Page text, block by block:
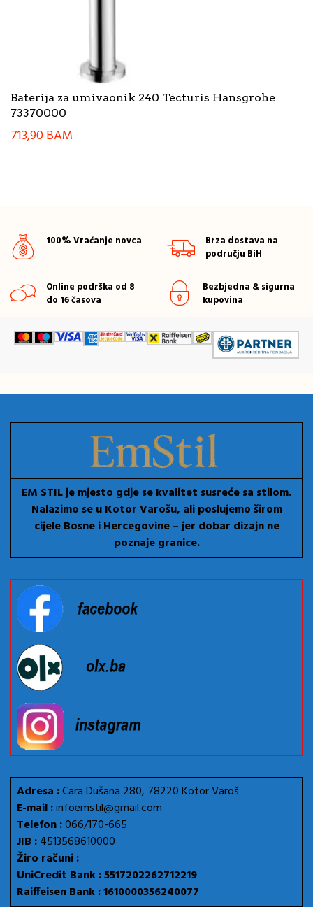
Baterija za umivaonik 240 Tecturis Hansgrohe
73370000
713,90BAM
100% Vraćanje novca
Brza dostava na
području BiH
Online podrška od 8
do 16 časova
Bezbjedna & sigurna
kupovina
EM STIL je mjesto gdje se kvalitet susreće sa stilom.
Nalazimo se u Kotor Varošu, ali poslujemo širom
cijele Bosne i Hercegovine – jer dobar dizajn ne
poznaje granice.
Adresa :Cara Dušana 280, 78220 Kotor Varoš
E-mail :infoemstil@gmail.com
Telefon :066/170-665
JIB :4513568610000
Žiro računi :
UniCredit Bank : 5517202262712219
Raiffeisen Bank : 1610000356240077